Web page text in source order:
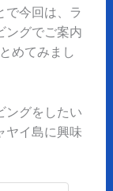
で今回は、ラ
ングでご案内
めてみまし
ングをしたい
ヤイ島に興味